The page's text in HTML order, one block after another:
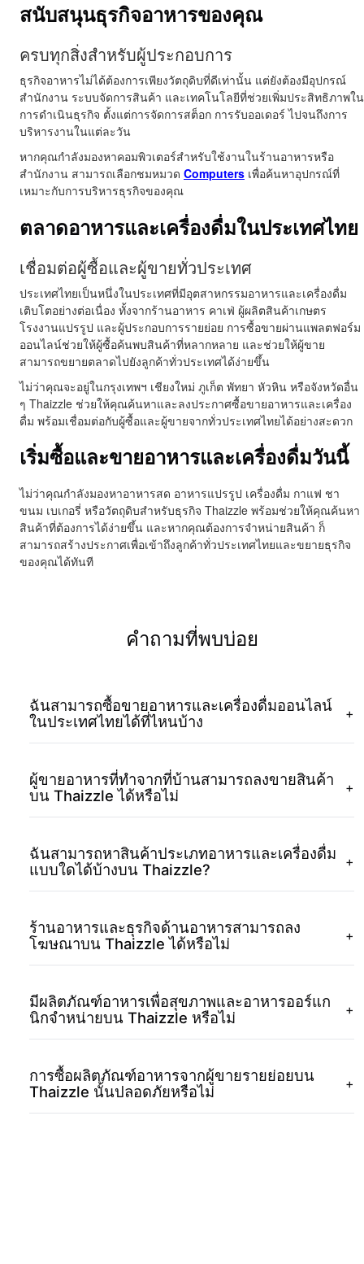
สนับสนุนธุรกิจอาหารของคุณ
ครบทุกสิ่งสำหรับผู้ประกอบการ
ธุรกิจอาหารไม่ได้ต้องการเพียงวัตถุดิบที่ดีเท่านั้น แต่ยังต้องมีอุปกรณ์
สำนักงาน ระบบจัดการสินค้า และเทคโนโลยีที่ช่วยเพิ่มประสิทธิภาพใน
การดำเนินธุรกิจ ตั้งแต่การจัดการสต็อก การรับออเดอร์ ไปจนถึงการ
บริหารงานในแต่ละวัน
หากคุณกำลังมองหาคอมพิวเตอร์สำหรับใช้งานในร้านอาหารหรือ
สำนักงาน สามารถเลือกชมหมวด Computers เพื่อค้นหาอุปกรณ์ที่
เหมาะกับการบริหารธุรกิจของคุณ
ตลาดอาหารและเครื่องดื่มในประเทศไทย
เชื่อมต่อผู้ซื้อและผู้ขายทั่วประเทศ
ประเทศไทยเป็นหนึ่งในประเทศที่มีอุตสาหกรรมอาหารและเครื่องดื่ม
เติบโตอย่างต่อเนื่อง ทั้งจากร้านอาหาร คาเฟ่ ผู้ผลิตสินค้าเกษตร
โรงงานแปรรูป และผู้ประกอบการรายย่อย การซื้อขายผ่านแพลตฟอร์ม
ออนไลน์ช่วยให้ผู้ซื้อค้นพบสินค้าที่หลากหลาย และช่วยให้ผู้ขาย
สามารถขยายตลาดไปยังลูกค้าทั่วประเทศได้ง่ายขึ้น
ไม่ว่าคุณจะอยู่ในกรุงเทพฯ เชียงใหม่ ภูเก็ต พัทยา หัวหิน หรือจังหวัดอื่น
ๆ Thaizzle ช่วยให้คุณค้นหาและลงประกาศซื้อขายอาหารและเครื่อง
ดื่ม พร้อมเชื่อมต่อกับผู้ซื้อและผู้ขายจากทั่วประเทศไทยได้อย่างสะดวก
เริ่มซื้อและขายอาหารและเครื่องดื่มวันนี้
ไม่ว่าคุณกำลังมองหาอาหารสด อาหารแปรรูป เครื่องดื่ม กาแฟ ชา
ขนม เบเกอรี่ หรือวัตถุดิบสำหรับธุรกิจ Thaizzle พร้อมช่วยให้คุณค้นหา
สินค้าที่ต้องการได้ง่ายขึ้น และหากคุณต้องการจำหน่ายสินค้า ก็
สามารถสร้างประกาศเพื่อเข้าถึงลูกค้าทั่วประเทศไทยและขยายธุรกิจ
ของคุณได้ทันที
คำถามที่พบบ่อย
ฉันสามารถซื้อขายอาหารและเครื่องดื่มออนไลน์
ในประเทศไทยได้ที่ไหนบ้าง
+
ผู้ขายอาหารที่ทำจากที่บ้านสามารถลงขายสินค้า
บน Thaizzle ได้หรือไม่
+
ฉันสามารถหาสินค้าประเภทอาหารและเครื่องดื่ม
แบบใดได้บ้างบน Thaizzle?
+
ร้านอาหารและธุรกิจด้านอาหารสามารถลง
โฆษณาบน Thaizzle ได้หรือไม่
+
มีผลิตภัณฑ์อาหารเพื่อสุขภาพและอาหารออร์แก
นิกจำหน่ายบน Thaizzle หรือไม่
+
การซื้อผลิตภัณฑ์อาหารจากผู้ขายรายย่อยบน
Thaizzle นั้นปลอดภัยหรือไม่
+